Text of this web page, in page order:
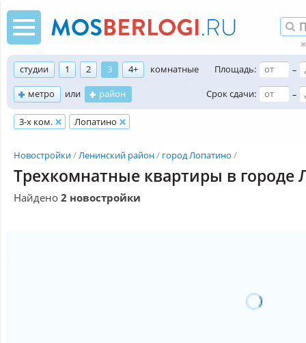
студии 1 2 3 4+
комнатные
метро
или район
Площадь:
–
Срок сдачи:
–
3-х ком. Лопатино
Новостройки Ленинский район город Лопатино
Трехкомнатные квартиры в городе
Найдено 2 новостройки